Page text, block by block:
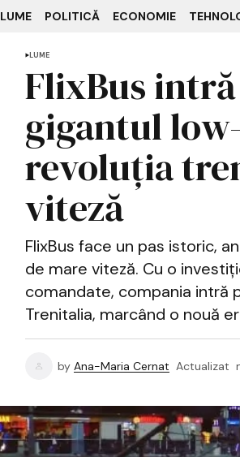
LUME POLITICĂ ECONOMIE
LUME
FlixBus
gigantul
revoluția
viteză
FlixBus face un pas istoric,
de mare viteză. Cu o
comandate, compania intră
Trenitalia, marcând o nouă
by Ana-Maria Cernat Actualizat